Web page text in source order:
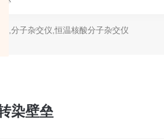
,分子杂交仪,恒温核酸分子杂交仪
染壁垒